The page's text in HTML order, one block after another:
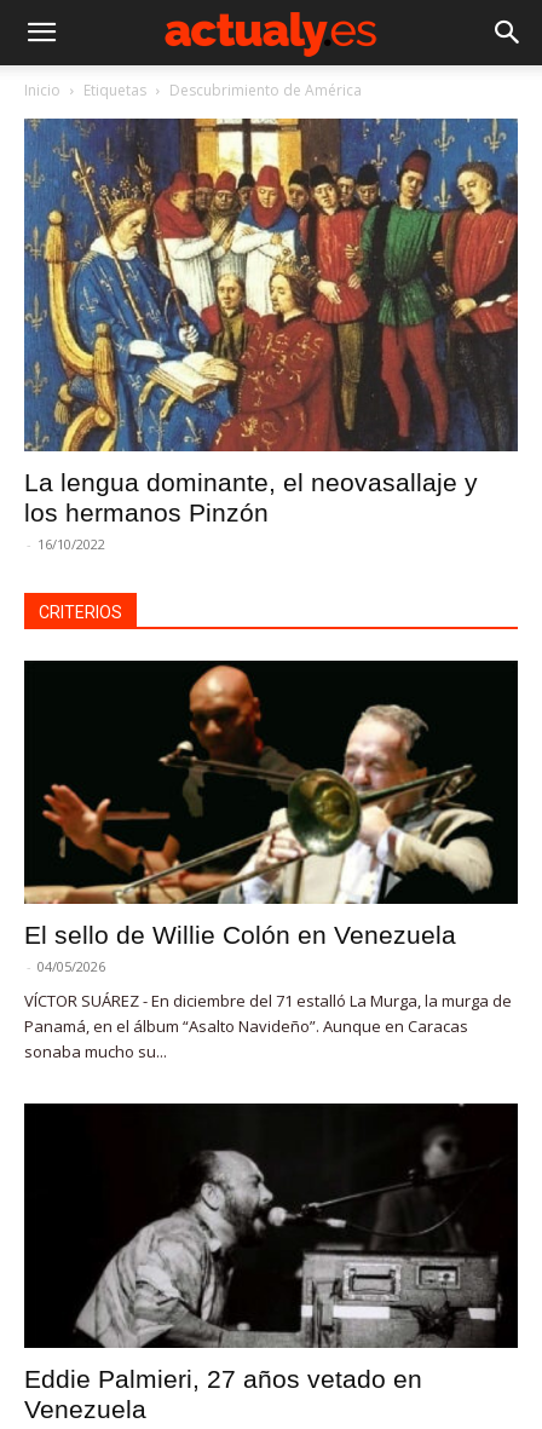
Inicio Etiquetas Descubrimiento de América
La lengua dominante, el neovasallaje y
los hermanos Pinzón
- 16/10/2022
CRITERIOS
El sello de Willie Colón en Venezuela
- 04/05/2026
VÍCTOR SUÁREZ - En diciembre del 71 estalló La Murga, la murga de
Panamá, en el álbum “Asalto Navideño”. Aunque en Caracas
sonaba mucho su...
Eddie Palmieri, 27 años vetado en
Venezuela